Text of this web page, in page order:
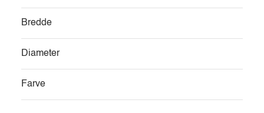
Bredde
Diameter
Farve